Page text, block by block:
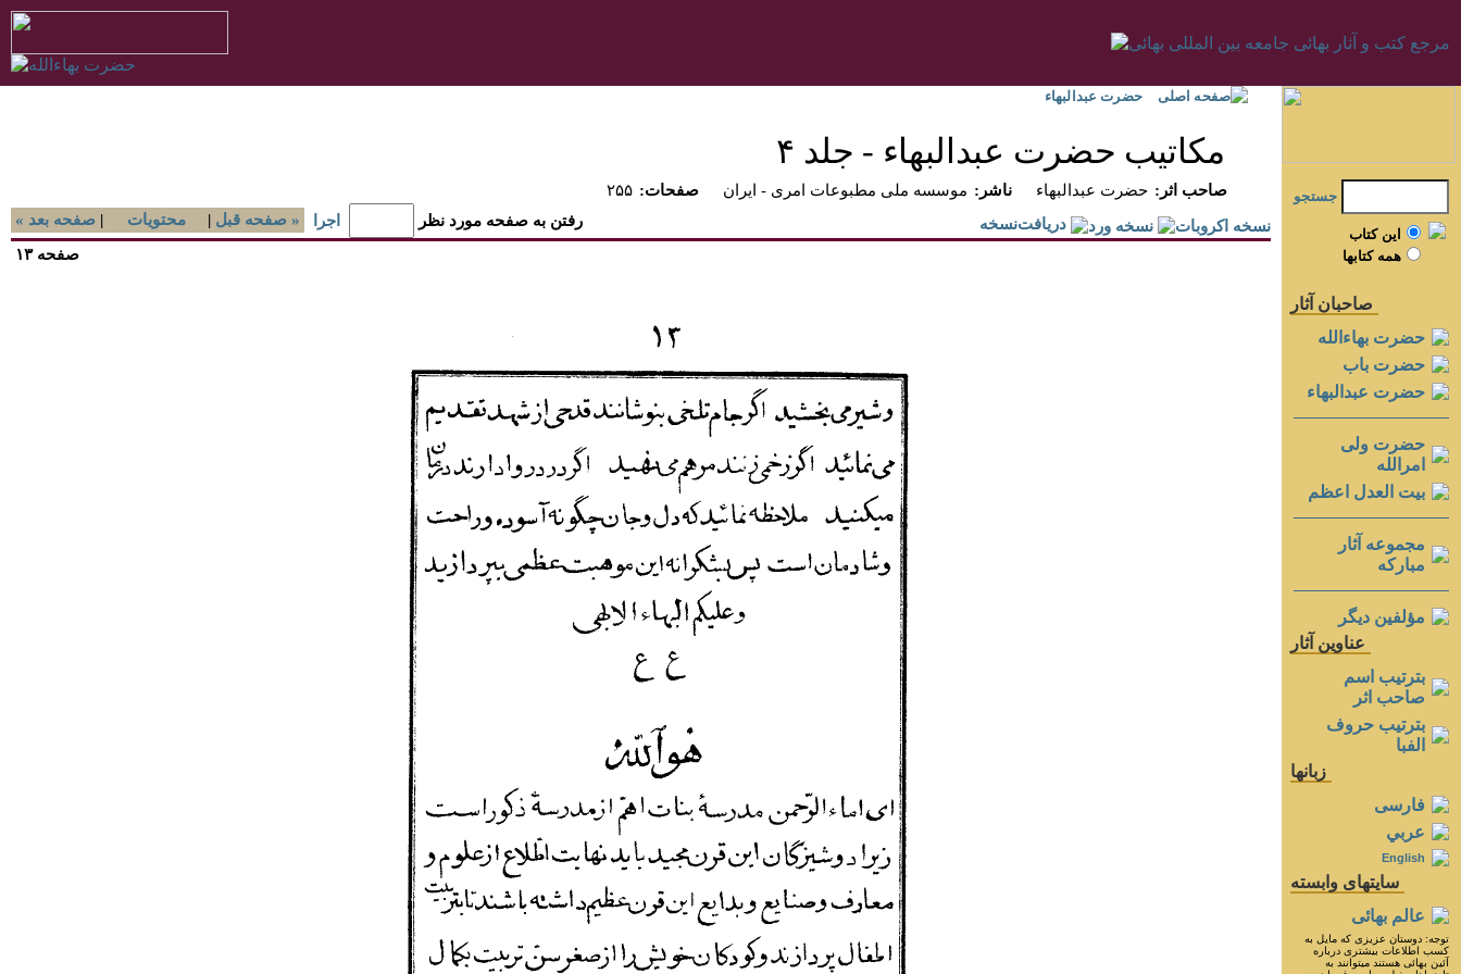
صفحه اصلی حضرت عبدالبهاء
مكاتيب حضرت عبدالبهاء - جلد ۴
۲۵۵ :صفحات موسسه ملی مطبوعات امری - ايران :ناشر حضرت عبدالبهاء
:صاحب اثر
« صفحه بعد | محتويات | صفحه قبل » رفتن به صفحه مورد نظر اجرا
جستجو
اين کتاب
همه کتابها
صاحبان آثار
حضرت بهاءالله
حضرت باب
حضرت عبدالبهاء
حضرت ولی
امرالله
بيت العدل اعظم
مجموعه آثار
مباركه
مؤلفين ديگر
عناوين آثار
بترتيب اسم
صاحب اثر
بترتيب حروف
الفبا
زبانها
فارسی
عربي
English
سايتهای وابسته
عالم بهائی
توجه: دوستان عزيزى كه مايل به
كسب اطلاعات بيشترى درباره
آئين بهائى هستند ميتوانند به